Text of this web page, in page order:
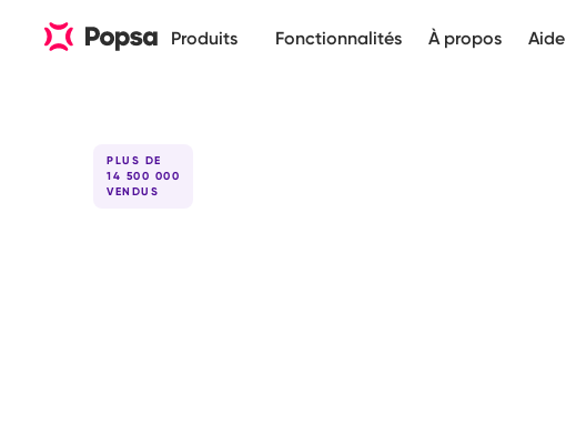
Produits Fonctionnalités À propos Aide
PLUS DE
14 500 000
VENDUS